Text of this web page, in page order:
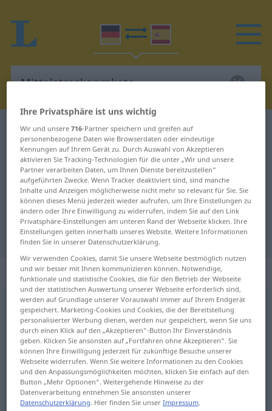
Deutsch-Spanisch Wörterbuch
Mittelstreckenrakete
Deutsch-Spanisch Übersetzung für
"Mittelstreckenrakete"
"Mittelstreckenrakete" Spanisch
Übersetzung
„Mittelstreckenrakete“: Femininum
Mittelstreckenraketef <Mittelstreckenrakete;
Mittelstreckenraketen>
Übersicht aller Übersetzungen
(Für mehr Details die Übersetzung anklicken/antippen)
cohete misil de medio alcance
Ihre Privatsphäre ist uns wichtig
Wir und unsere716-Partner speichern und greifen auf
personenbezogene Daten wie Browserdaten oder eindeutige
Kennungen auf Ihrem Gerät zu. Durch Auswahl von Akzeptieren
aktivieren Sie Tracking-Technologien für die unter „Wir und unsere
Partner verarbeiten Daten, um Ihnen Dienste bereitzustellen“
aufgeführten Zwecke. Wenn Tracker deaktiviert sind, sind manche
Inhalte und Anzeigen möglicherweise nicht mehr so relevant für Sie. Sie
können dieses Menü jederzeit wieder aufrufen, um Ihre Einstellungen zu
ändern oder Ihre Einwilligung zu widerrufen, indem Sie auf den Link
Privatsphäre-Einstellungen am unteren Rand der Webseite klicken. Ihre
Einstellungen gelten innerhalb unseres Website. Weitere Informationen
finden Sie in unserer Datenschutzerklärung.
Wir verwenden Cookies, damit Sie unsere Webseite bestmöglich nutzen
und wir besser mit Ihnen kommunizieren können. Notwendige,
funktionale und statistische Cookies, die für den Betrieb der Webseite
und der statistischen Auswertung unserer Webseite erforderlich sind,
werden auf Grundlage unserer Vorauswahl immer auf Ihrem Endgerät
gespeichert. Marketing-Cookies und Cookies, die der Bereitstellung
personalisierter Werbung dienen, werden nur gespeichert, wenn Sie uns
durch einen Klick auf den „Akzeptieren“-Button Ihr Einverständnis
geben. Klicken Sie ansonsten auf „Fortfahren ohne Akzeptieren“. Sie
können Ihre Einwilligung jederzeit für zukünftige Besuche unserer
Webseite widerrufen. Wenn Sie weitere Informationen zu den Cookies
und den Anpassungsmöglichkeiten möchten, klicken Sie einfach auf den
Button „Mehr Optionen“. Weitergehende Hinweise zu der
Datenverarbeitung entnehmen Sie ansonsten unserer
Datenschutzerklärung. Hier finden Sie unserImpressum.